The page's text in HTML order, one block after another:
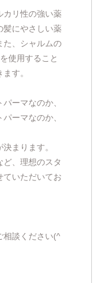
カリ性の強い薬
髪にやさしい薬
た、シャルムの
使用すること
す。
ーマなのか、
ーマなのか、
まります。
ど、理想のスタ
ていただいてお
相談ください(^